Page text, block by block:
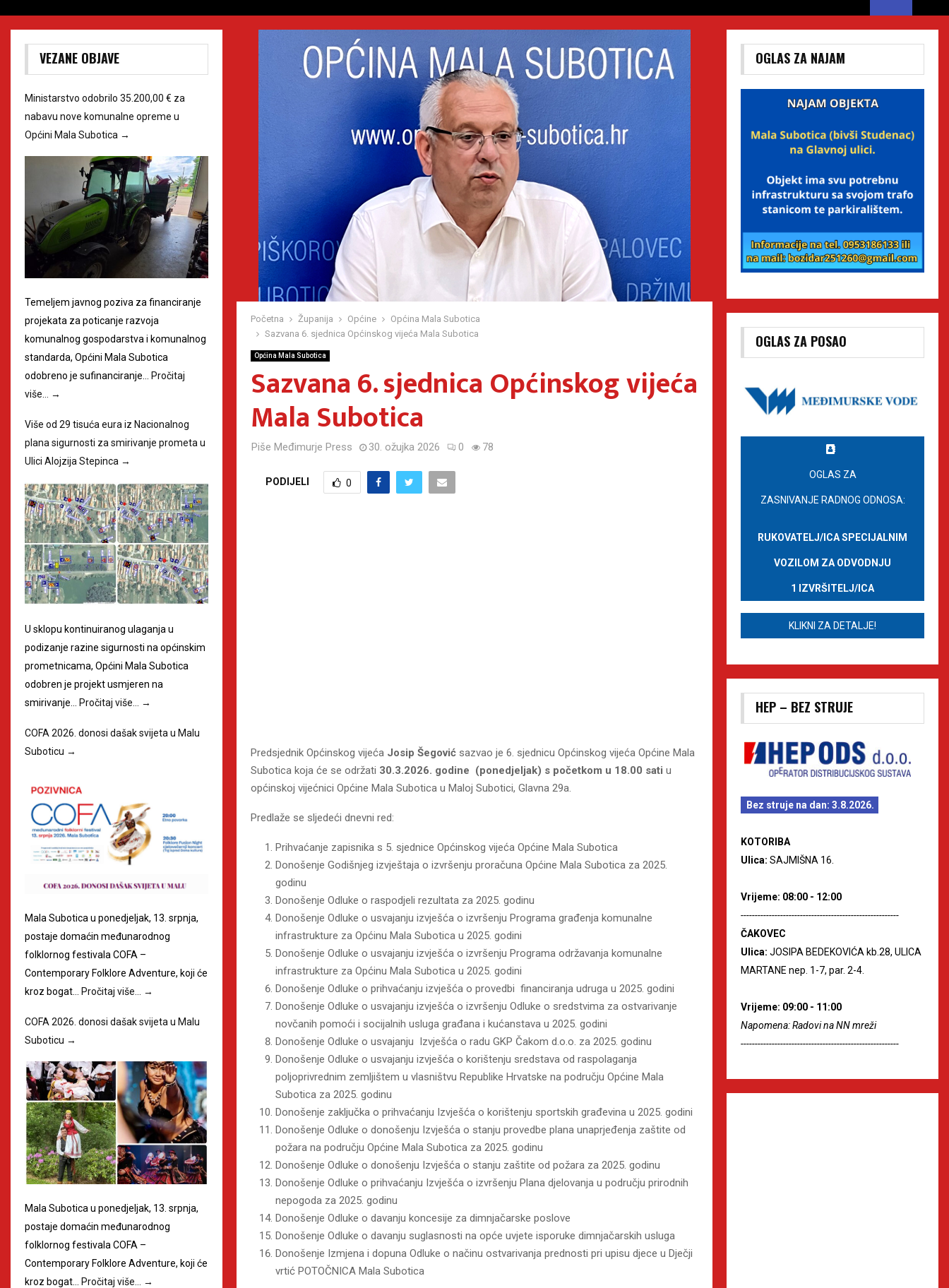
Početna Županija Općine
Općina Mala Subotica
Sazvana 6. sjednica Općinskog vijeća Mala Subotica
Općina Mala Subotica
Sazvana 6. sjednica Općinskog vijeća
Mala Subotica
Piše Međimurje Press 30. ožujka 2026 0 78
PODIJELI 0
Predsjednik Općinskog vijeća Josip Šegović sazvao je 6. sjednicu Općinskog vijeća Općine Mala
Subotica koja će se održati 30.3.2026. godine (ponedjeljak) s početkom u 18.00 sati u
općinskoj vijećnici Općine Mala Subotica u Maloj Subotici, Glavna 29a.
Predlaže se sljedeći dnevni red:
Prihvaćanje zapisnika s 5. sjednice Općinskog vijeća Općine Mala Subotica
Donošenje Godišnjeg izvještaja o izvršenju proračuna Općine Mala Subotica za 2025.
godinu
Donošenje Odluke o raspodjeli rezultata za 2025. godinu
Donošenje Odluke o usvajanju izvješća o izvršenju Programa građenja komunalne
infrastrukture za Općinu Mala Subotica u 2025. godini
Donošenje Odluke o usvajanju izvješća o izvršenju Programa održavanja komunalne
infrastrukture za Općinu Mala Subotica u 2025. godini
Donošenje Odluke o prihvaćanju izvješća o provedbi financiranja udruga u 2025. godini
Donošenje Odluke o usvajanju izvješća o izvršenju Odluke o sredstvima za ostvarivanje
novčanih pomoći i socijalnih usluga građana i kućanstava u 2025. godini
Donošenje Odluke o usvajanju Izvješća o radu GKP Čakom d.o.o. za 2025. godinu
Donošenje Odluke o usvajanju izvješća o korištenju sredstava od raspolaganja
poljoprivrednim zemljištem u vlasništvu Republike Hrvatske na području Općine Mala
Subotica za 2025. godinu
Donošenje zaključka o prihvaćanju Izvješća o korištenju sportskih građevina u 2025. godini
Donošenje Odluke o donošenju Izvješća o stanju provedbe plana unaprjeđenja zaštite od
požara na području Općine Mala Subotica za 2025. godinu
Donošenje Odluke o donošenju Izvješća o stanju zaštite od požara za 2025. godinu
Donošenje Odluke o prihvaćanju Izvješća o izvršenju Plana djelovanja u području prirodnih
nepogoda za 2025. godinu
Donošenje Odluke o davanju koncesije za dimnjačarske poslove
Donošenje Odluke o davanju suglasnosti na opće uvjete isporuke dimnjačarskih usluga
Donošenje Izmjena i dopuna Odluke o načinu ostvarivanja prednosti pri upisu djece u Dječji
vrtić POTOČNICA Mala Subotica
VEZANE OBJAVE
Ministarstvo odobrilo 35.200,00 € za
nabavu nove komunalne opreme u
Općini Mala Subotica →
Temeljem javnog poziva za financiranje
projekata za poticanje razvoja
komunalnog gospodarstva i komunalnog
standarda, Općini Mala Subotica
odobreno je sufinanciranje… Pročitaj
više… →
Više od 29 tisuća eura iz Nacionalnog
plana sigurnosti za smirivanje prometa u
Ulici Alojzija Stepinca →
U sklopu kontinuiranog ulaganja u
podizanje razine sigurnosti na općinskim
prometnicama, Općini Mala Subotica
odobren je projekt usmjeren na
smirivanje…
Pročitaj više… →
COFA 2026. donosi dašak svijeta u Malu
Suboticu →
Mala Subotica u ponedjeljak, 13. srpnja,
postaje domaćin međunarodnog
folklornog festivala COFA –
Contemporary Folklore Adventure, koji će
kroz bogat… Pročitaj više… →
COFA 2026. donosi dašak svijeta u Malu
Suboticu →
Mala Subotica u ponedjeljak, 13. srpnja,
postaje domaćin međunarodnog
folklornog festivala COFA –
Contemporary Folklore Adventure, koji će
kroz bogat…
Pročitaj više… →
OGLAS ZA NAJAM
OGLAS ZA POSAO
OGLAS ZA
ZASNIVANJE RADNOG ODNOSA:
RUKOVATELJ/ICA SPECIJALNIM
VOZILOM ZA ODVODNJU
1 IZVRŠITELJ/ICA
KLIKNI ZA DETALJE!
HEP – BEZ STRUJE
Bez struje na dan: 3.8.2026.
KOTORIBA
Ulica: SAJMIŠNA 16.
Vrijeme: 08:00 - 12:00
--------------------------------------------------------
ČAKOVEC
Ulica: JOSIPA BEDEKOVIĆA kb.28, ULICA
MARTANE nep. 1-7, par. 2-4.
Vrijeme: 09:00 - 11:00
Napomena: Radovi na NN mreži
--------------------------------------------------------